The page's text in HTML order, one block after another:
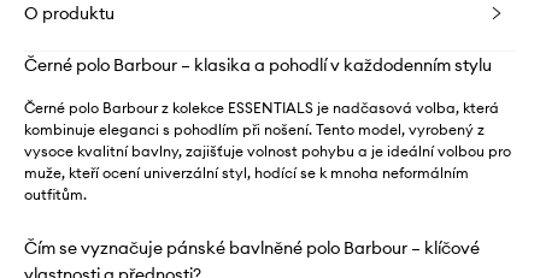
O produktu
Černé polo Barbour – klasika a pohodlí v každodenním stylu
Černé polo Barbour z kolekce ESSENTIALS je nadčasová volba, která
kombinuje eleganci s pohodlím při nošení. Tento model, vyrobený z
vysoce kvalitní bavlny, zajišťuje volnost pohybu a je ideální volbou pro
muže, kteří ocení univerzální styl, hodící se k mnoha neformálním
outfitům.
Čím se vyznačuje pánské bavlněné polo Barbour – klíčové